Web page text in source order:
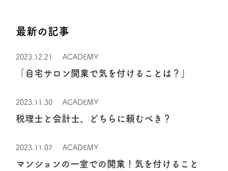
最新の記事
2023.12.21 ACADEMY
「自宅サロン開業で気を付けることは？」
2023.11.30 ACADEMY
税理士と会計士、どちらに頼むべき？
2023.11.07 ACADEMY
マンションの一室での開業！気を付けること